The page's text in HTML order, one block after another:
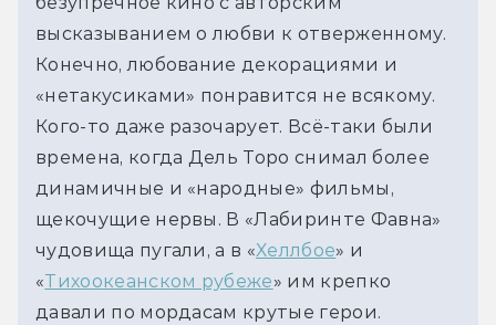
высказыванием о любви к отверженному.
Конечно, любование декорациями и
«нетакусиками» понравится не всякому.
Кого-то даже разочарует. Всё-таки были
времена, когда Дель Торо снимал более
динамичные и «народные» фильмы,
щекочущие нервы. В «Лабиринте Фавна»
чудовища пугали, а в «Хеллбое» и
«Тихоокеанском рубеже» им крепко
давали по мордасам крутые герои.